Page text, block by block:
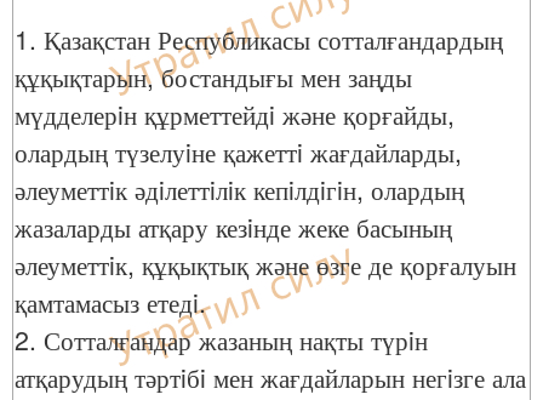
1. Қазақстан Республикасы сотталғандардың
құқықтарын, бостандығы мен заңды
мүдделерiн құрметтейдi және қорғайды,
олардың түзелуiне қажеттi жағдайларды,
әлеуметтiк әдiлеттiлiк кепiлдiгiн, олардың
жазаларды атқару кезiнде жеке басының
әлеуметтiк, құқықтық және өзге де қорғалуын
қамтамасыз етедi.
2. Сотталғандар жазаның нақты түрiн
атқарудың тәртiбi мен жағдайларын негiзге ала